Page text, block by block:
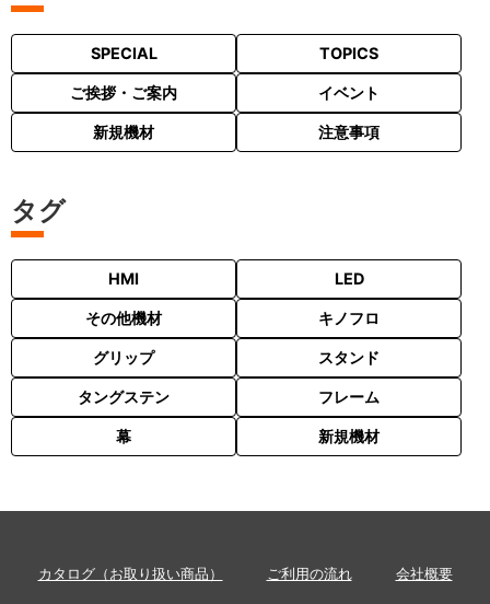
SPECIAL TOPICS
ご挨拶・ご案内 イベント
新規機材 注意事項
タグ
HMI LED
その他機材 キノフロ
グリップ スタンド
タングステン フレーム
幕 新規機材
カタログ（お取り扱い商品） ご利用の流れ 会社概要